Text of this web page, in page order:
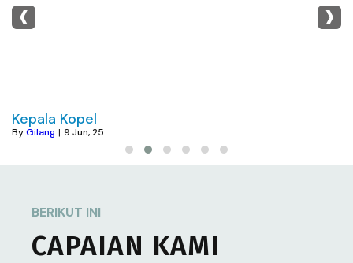
Kepala Kopel
ByGilang | 9 Jun, 25
‹ ›
BERIKUT INI
CAPAIAN KAMI